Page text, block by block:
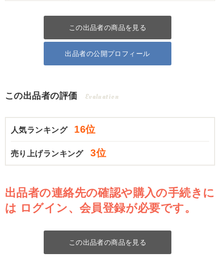
この出品者の商品を見る
出品者の公開プロフィール
この出品者の評価 Evaluation
人気ランキング 16位
売り上げランキング 3位
出品者の連絡先の確認や購入の手続きに
は ログイン、会員登録が必要です。
この出品者の商品を見る